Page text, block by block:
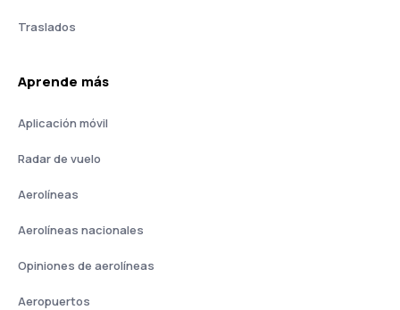
Traslados
Aprende más
Aplicación móvil
Radar de vuelo
Aerolíneas
Aerolíneas nacionales
Opiniones de aerolíneas
Aeropuertos